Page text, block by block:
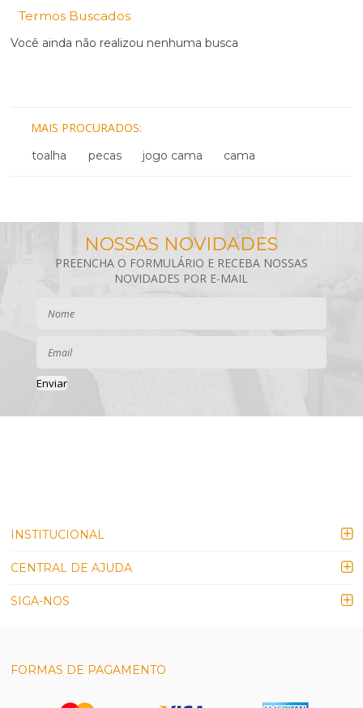
Termos Buscados
Você ainda não realizou nenhuma busca
MAIS PROCURADOS
toalha pecas jogo cama cama
Enviar
INSTITUCIONAL
CENTRAL DE AJUDA
SIGA-NOS
FORMAS DE PAGAMENTO